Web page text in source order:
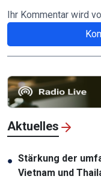
Ihr Kommentar wird
Aktuelles
● Stärkung der
Vietnam und